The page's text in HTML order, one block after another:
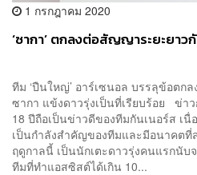
1 กรกฎาคม 2020
‘ซากา’ ตกลงต่อสัญญาระยะยาว
ทีม ‘ปืนใหญ่’ อาร์เซนอล บรรลุข้อตก
ซากา แข้งดาวรุ่งเป็นที่เรียบร้อย ข่า
18 ปีถือเป็นข่าวดีของทีมกันเนอร์ส เ
เป็นกำลังสำคัญของทีมและมีอนาคตที่
ฤดูกาลนี้ เป็นนักเตะดาวรุ่งคนแรกนับ
ทีมที่ทำแอสซิสต์ได้เกิน 10...